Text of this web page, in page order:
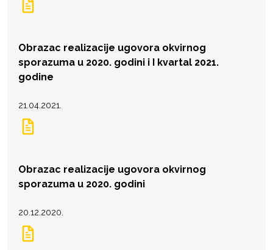
Obrazac realizacije ugovora okvirnog
sporazuma u 2020. godini i I kvartal 2021.
godine
21.04.2021.
Obrazac realizacije ugovora okvirnog
sporazuma u 2020. godini
20.12.2020.